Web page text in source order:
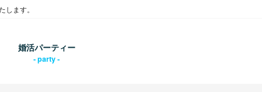
ます。
婚活パーティー